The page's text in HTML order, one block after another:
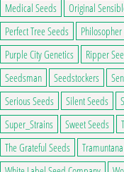
Medical Seeds
Original
Perfect Tree Seeds
Purple City Genetics
Ripper
Seedsman
Seedstockers
Serious Seeds
Silent Seeds
Super_Strains
Sweet Seeds
The Grateful Seeds